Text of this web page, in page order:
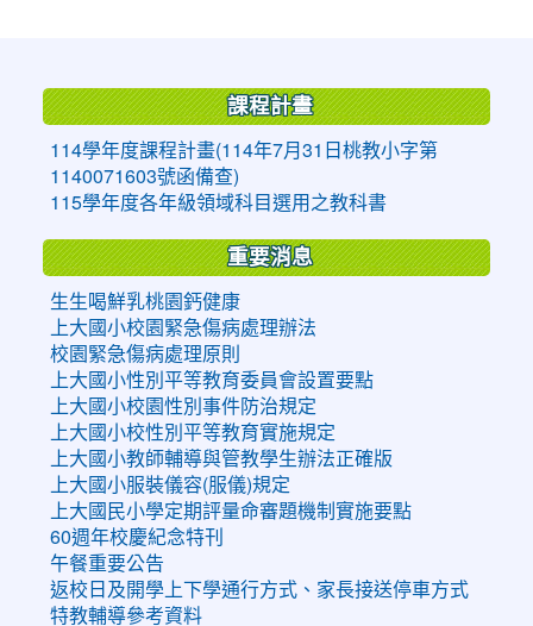
課程計畫
114學年度課程計畫(114年7月31日桃教小字第
1140071603號函備查)
115學年度各年級領域科目選用之教科書
重要消息
生生喝鮮乳桃園鈣健康
上大國小校園緊急傷病處理辦法
校園緊急傷病處理原則
上大國小性別平等教育委員會設置要點
上大國小校園性別事件防治規定
上大國小校性別平等教育實施規定
上大國小教師輔導與管教學生辦法正確版
上大國小服裝儀容(服儀)規定
上大國民小學定期評量命審題機制實施要點
60週年校慶紀念特刊
午餐重要公告
返校日及開學上下學通行方式、家長接送停車方式
特教輔導參考資料